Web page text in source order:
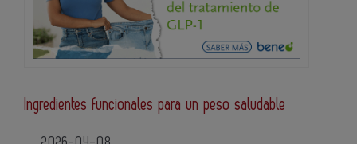
Ingredientes funcionales para un peso saludable